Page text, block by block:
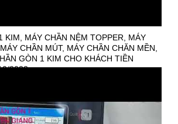
KIM, MÁY CHẦN NỆM TOPPER, MÁY
CHẦN MÚT, MÁY CHẦN CHĂN MỀN,
GÒN 1 KIM CHO KHÁCH TIỀN
2022